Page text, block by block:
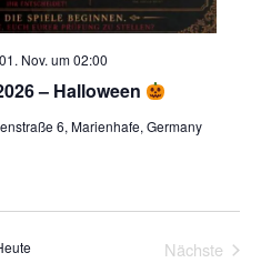
– Halloween
01. Nov. um 02:00
6, Marienhafe, Germany
Nächste